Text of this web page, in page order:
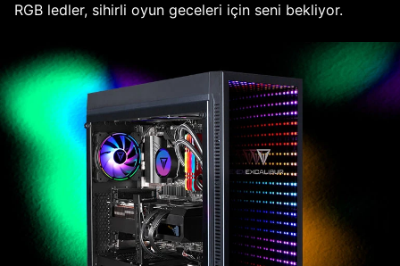
RGB ledler, sihirli oyun geceleri için seni bekliyor.